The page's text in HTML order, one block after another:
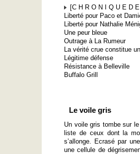
[C H R O N I Q U E D
Liberté pour Paco et
Liberté pour Nathalie
Une peur bleue
Outrage à La Rumeur
La vérité crue constitue
Légitime défense
Résistance à Belleville
Buffalo Grill
Le voile gris
Un voile gris tombe sur
liste de ceux dont la
s’allonge. Ecrasé par
une cellule de